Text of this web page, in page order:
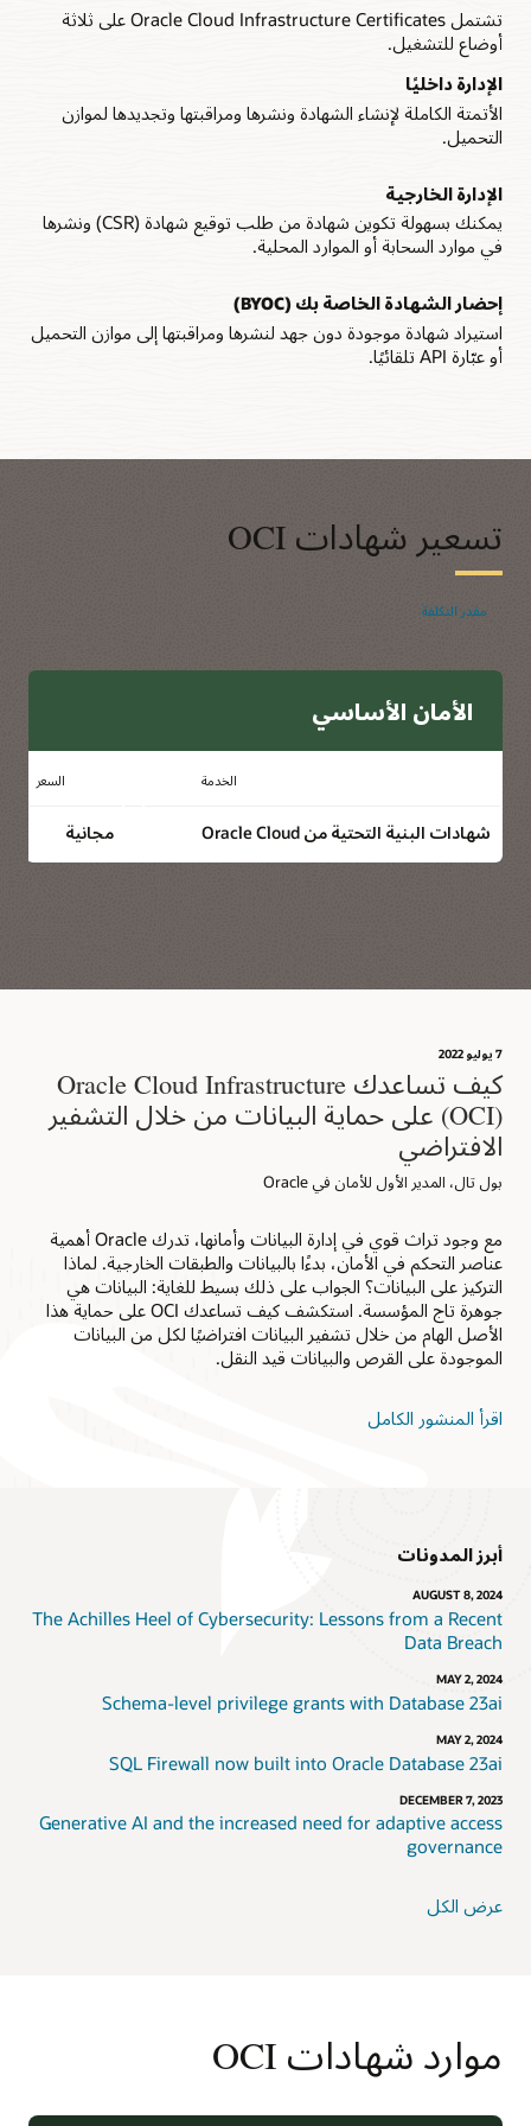
تشتمل Oracle Cloud Infrastructure Certificates على ثلاثة
أوضاع للتشغيل.
الإدارة داخليًا
الأتمتة الكاملة لإنشاء الشهادة ونشرها ومراقبتها وتجديدها لموازن
التحميل.
الإدارة الخارجية
يمكنك بسهولة تكوين شهادة من طلب توقيع شهادة (CSR) ونشرها
في موارد السحابة أو الموارد المحلية.
إحضار الشهادة الخاصة بك (BYOC)
استيراد شهادة موجودة دون جهد لنشرها ومراقبتها إلى موازن التحميل
أو عبّارة API تلقائيًا.
تسعير شهادات OCI
مقدر التكلفة
الأمان الأساسي
الخدمة السعر
شهادات البنية التحتية من Oracle Cloud مجانية
7 يوليو 2022
كيف تساعدك Oracle Cloud Infrastructure
(OCI) على حماية البيانات من خلال التشفير
الافتراضي
بول تال، المدير الأول للأمان في Oracle
مع وجود تراث قوي في إدارة البيانات وأمانها، تدرك Oracle أهمية
عناصر التحكم في الأمان، بدءًا بالبيانات والطبقات الخارجية. لماذا
التركيز على البيانات؟ الجواب على ذلك بسيط للغاية: البيانات هي
جوهرة تاج المؤسسة. استكشف كيف تساعدك OCI على حماية هذا
الأصل الهام من خلال تشفير البيانات افتراضيًا لكل من البيانات
الموجودة على القرص والبيانات قيد النقل.
اقرأ المنشور الكامل
أبرز المدونات
AUGUST 8, 2024
The Achilles Heel of Cybersecurity: Lessons from a Recent
Data Breach
MAY 2, 2024
Schema-level privilege grants with Database 23ai
MAY 2, 2024
SQL Firewall now built into Oracle Database 23ai
DECEMBER 7, 2023
Generative AI and the increased need for adaptive access
governance
عرض الكل
موارد شهادات OCI